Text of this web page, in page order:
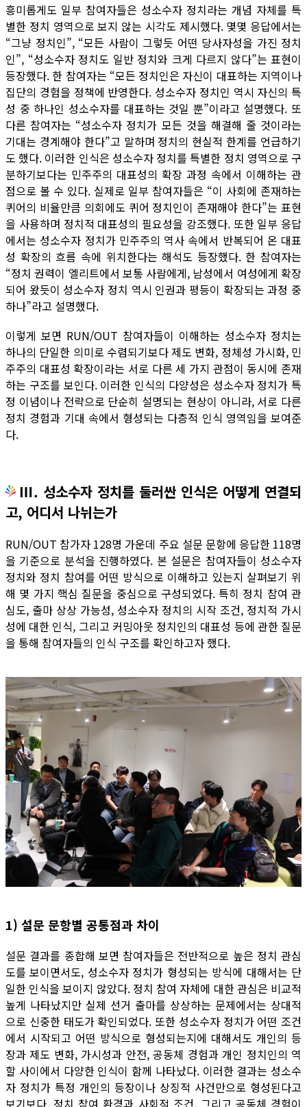
흥미롭게도 일부 참여자들은 성소수자 정치라는 개념 자체를 특
별한 정치 영역으로 보지 않는 시각도 제시했다. 몇몇 응답에서는
“그냥 정치인”, “모든 사람이 그렇듯 어떤 당사자성을 가진 정치
인”, “성소수자 정치도 일반 정치와 크게 다르지 않다”는 표현이
등장했다. 한 참여자는 “모든 정치인은 자신이 대표하는 지역이나
집단의 경험을 정책에 반영한다. 성소수자 정치인 역시 자신의 특
성 중 하나인 성소수자를 대표하는 것일 뿐”이라고 설명했다. 또
다른 참여자는 “성소수자 정치가 모든 것을 해결해 줄 것이라는
기대는 경계해야 한다”고 말하며 정치의 현실적 한계를 언급하기
도 했다. 이러한 인식은 성소수자 정치를 특별한 정치 영역으로 구
분하기보다는 민주주의 대표성의 확장 과정 속에서 이해하는 관
점으로 볼 수 있다. 실제로 일부 참여자들은 “이 사회에 존재하는
퀴어의 비율만큼 의회에도 퀴어 정치인이 존재해야 한다”는 표현
을 사용하며 정치적 대표성의 필요성을 강조했다. 또한 일부 응답
에서는 성소수자 정치가 민주주의 역사 속에서 반복되어 온 대표
성 확장의 흐름 속에 위치한다는 해석도 등장했다. 한 참여자는
“정치 권력이 엘리트에서 보통 사람에게, 남성에서 여성에게 확장
되어 왔듯이 성소수자 정치 역시 인권과 평등이 확장되는 과정 중
하나”라고 설명했다.
이렇게 보면 RUN/OUT 참여자들이 이해하는 성소수자 정치는
하나의 단일한 의미로 수렴되기보다 제도 변화, 정체성 가시화, 민
주주의 대표성 확장이라는 서로 다른 세 가지 관점이 동시에 존재
하는 구조를 보인다. 이러한 인식의 다양성은 성소수자 정치가 특
정 이념이나 전략으로 단순히 설명되는 현상이 아니라, 서로 다른
정치 경험과 기대 속에서 형성되는 다층적 인식 영역임을 보여준
다.
Ⅲ. 성소수자 정치를 둘러싼 인식은 어떻게 연결되
고, 어디서 나뉘는가
RUN/OUT 참가자 128명 가운데 주요 설문 문항에 응답한 118명
을 기준으로 분석을 진행하였다. 본 설문은 참여자들이 성소수자
정치와 정치 참여를 어떤 방식으로 이해하고 있는지 살펴보기 위
해 몇 가지 핵심 질문을 중심으로 구성되었다. 특히 정치 참여 관
심도, 출마 상상 가능성, 성소수자 정치의 시작 조건, 정치적 가시
성에 대한 인식, 그리고 커밍아웃 정치인의 대표성 등에 관한 질문
을 통해 참여자들의 인식 구조를 확인하고자 했다.
1) 설문 문항별 공통점과 차이
설문 결과를 종합해 보면 참여자들은 전반적으로 높은 정치 관심
도를 보이면서도, 성소수자 정치가 형성되는 방식에 대해서는 단
일한 인식을 보이지 않았다. 정치 참여 자체에 대한 관심은 비교적
높게 나타났지만 실제 선거 출마를 상상하는 문제에서는 상대적
으로 신중한 태도가 확인되었다. 또한 성소수자 정치가 어떤 조건
에서 시작되고 어떤 방식으로 형성되는지에 대해서도 개인의 등
장과 제도 변화, 가시성과 안전, 공동체 경험과 개인 정치인의 역
할 사이에서 다양한 인식이 함께 나타났다. 이러한 결과는 성소수
자 정치가 특정 개인의 등장이나 상징적 사건만으로 형성된다고